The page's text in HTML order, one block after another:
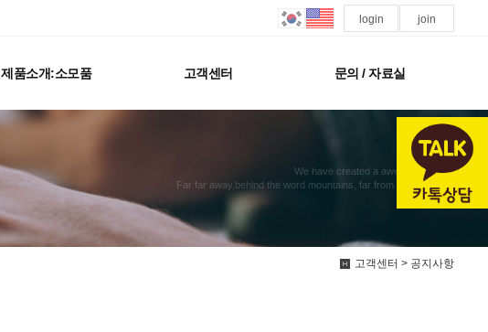
login join
제품소개:소모품 고객센터 문의 / 자료실
We have created a awesome theme
Far far away,behind the word mountains, far from the countries
고객센터 > 공지사항